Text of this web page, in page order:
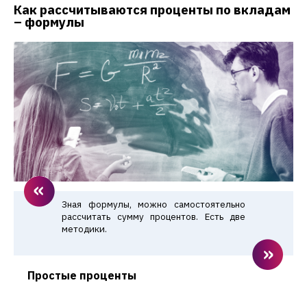
Как рассчитываются проценты по вкладам
– формулы
Зная формулы, можно самостоятельно
рассчитать сумму процентов. Есть две
методики.
Простые проценты